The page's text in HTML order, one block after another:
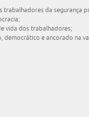
trabalhadores da segurança
vida dos trabalhadores;
democrático e ancorado na